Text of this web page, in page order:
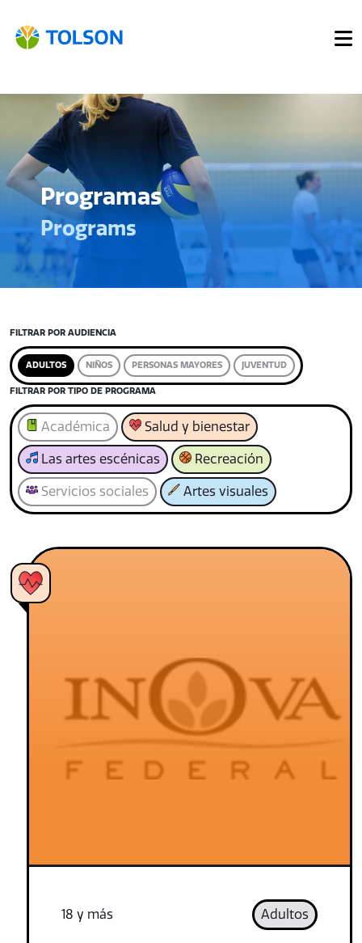
Programas
Programs
FILTRAR POR AUDIENCIA
ADULTOS NIÑOS PERSONAS MAYORES JUVENTUD
FILTRAR POR TIPO DE PROGRAMA
Académica Salud y bienestar
Las artes escénicas Recreación
Servicios sociales Artes visuales
18 y más Adultos